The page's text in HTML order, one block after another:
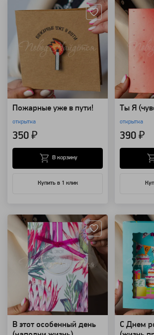
Пожарные уже в пути!
открытка
350 ₽
Купить в 1 клик
В корзину
Ты Я
открытка
390 ₽
В этот особенный день
С Днем